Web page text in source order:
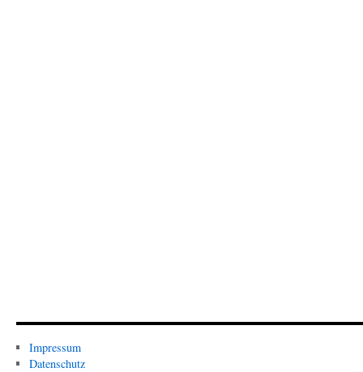
Impressum
Datenschutz